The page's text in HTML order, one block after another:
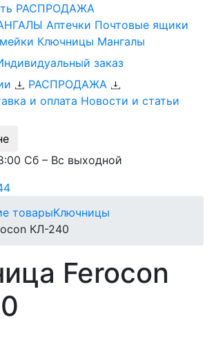
РАСПРОДАЖА
Аптечки Почтовые ящики
Ключницы Мангалы
заказ
РАСПРОДАЖА
и оплата Новости и статьи
Сб – Вс выходной
товарыКлючницы
КЛ-240
Ferocon